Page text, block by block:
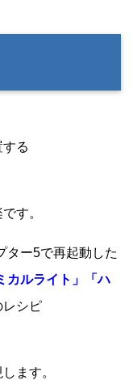
る
す。
ター5で再起動した
カルライト」「ハ
レシピ
ます。